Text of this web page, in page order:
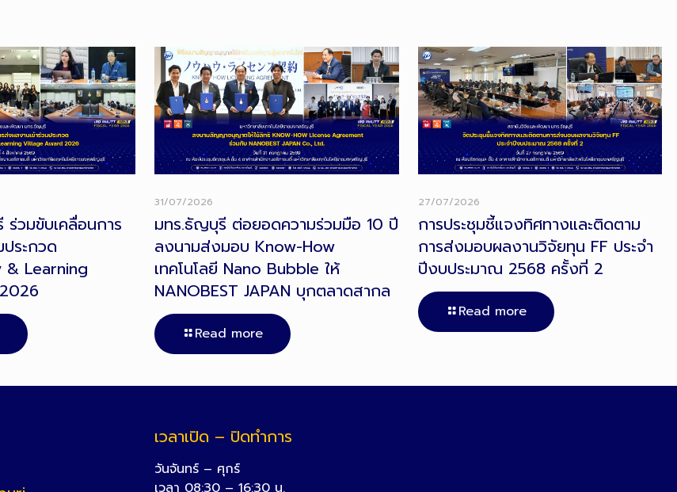
วมขับเคลื่อนการ
ระกวด
& Learning
31/07/2026
มทร.ธัญบุรี ต่อยอดความร่วมมือ 10 ปี
ลงนามส่งมอบ Know-How
เทคโนโลยี Nano Bubble ให้
NANOBEST JAPAN บุกตลาดสากล
Read more
27/07/2026
การประชุมชี้แจงทิศทางและติดตาม
การส่งมอบผลงานวิจัยทุน FF ประจำ
ปีงบประมาณ 2568 ครั้งที่ 2
Read more
เวลาเปิด – ปิดทำการ
วันจันทร์ – ศุกร์
เวลา 08:30 – 16:30 น.